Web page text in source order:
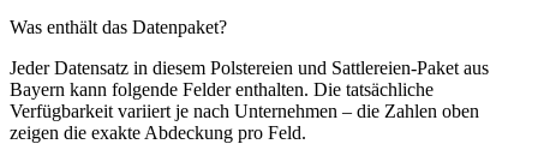
Was enthält das Datenpaket?
Jeder Datensatz in diesem Polstereien und Sattlereien-Paket aus
Bayern kann folgende Felder enthalten. Die tatsächliche
Verfügbarkeit variiert je nach Unternehmen – die Zahlen oben
zeigen die exakte Abdeckung pro Feld.